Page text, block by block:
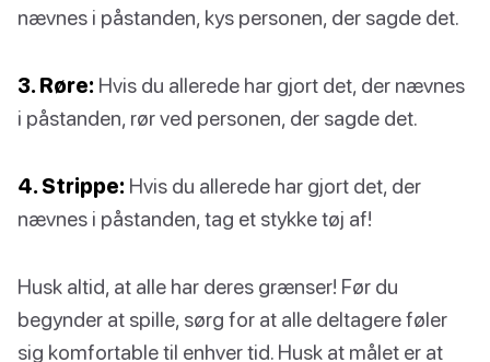
nævnes i påstanden, kys personen, der sagde det.
3. Røre: Hvis du allerede har gjort det, der nævnes
i påstanden, rør ved personen, der sagde det.
4. Strippe: Hvis du allerede har gjort det, der
nævnes i påstanden, tag et stykke tøj af!
Husk altid, at alle har deres grænser! Før du
begynder at spille, sørg for at alle deltagere føler
sig komfortable til enhver tid. Husk at målet er at